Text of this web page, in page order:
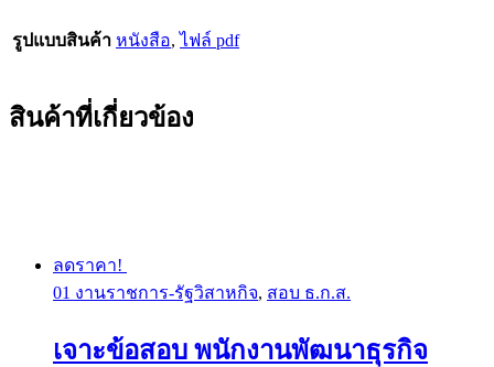
รูปแบบสินค้า หนังสือ,ไฟล์ pdf
สินค้าที่เกี่ยวข้อง
ลดราคา!
01 งานราชการ-รัฐวิสาหกิจ, สอบ ธ.ก.ส.
เจาะข้อสอบ พนักงานพัฒนาธุรกิจ